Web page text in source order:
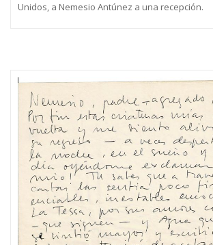
Unidos, a Nemesio Antúnez a una recepción.